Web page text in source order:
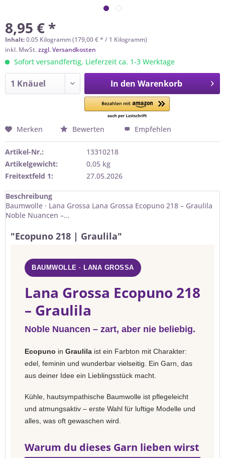
8,95 € *
Inhalt:0.05 Kilogramm (179,00 € * / 1 Kilogramm)
inkl. MwSt.zzgl. Versandkosten
Sofort versandfertig, Lieferzeit ca. 1-3 Werktage
In den Warenkorb
Merken Bewerten Empfehlen
Artikel-Nr.:
13310218
Artikelgewicht:
0,05 kg
Freitextfeld 1:
27.05.2026
Beschreibung
Baumwolle · Lana Grossa Lana Grossa Ecopuno 218 – Graulila
Noble Nuancen –...
"Ecopuno 218 | Graulila"
BAUMWOLLE · LANA GROSSA
Lana Grossa Ecopuno 218
– Graulila
Noble Nuancen – zart, aber nie beliebig.
Ecopuno in Graulila ist ein Farbton mit Charakter:
edel, feminin und wunderbar vielseitig. Ein Garn, das
aus deiner Idee ein Lieblingsstück macht.
Kühle, hautsympathische Baumwolle ist pflegeleicht
und atmungsaktiv – erste Wahl für luftige Modelle und
alles, was oft gewaschen wird.
Warum du dieses Garn lieben wirst